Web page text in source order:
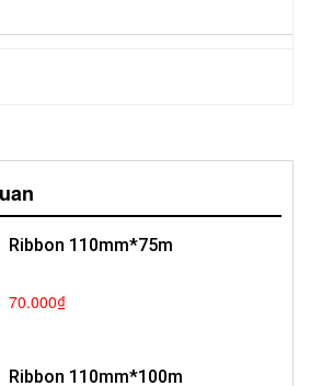
Ribbon 110mm*75m
70.000₫
Ribbon 110mm*100m